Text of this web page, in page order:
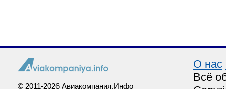
© 2011-2026 Авиакомпания.Инфо
О нас
Всё